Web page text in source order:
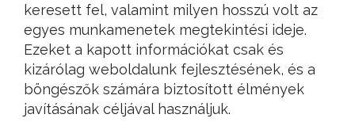
keresett fel, valamint milyen hosszú volt az
egyes munkamenetek megtekintési ideje.
Ezeket a kapott információkat csak és
kizárólag weboldalunk fejlesztésének, és a
böngészők számára biztosított élmények
javításának céljával használjuk.